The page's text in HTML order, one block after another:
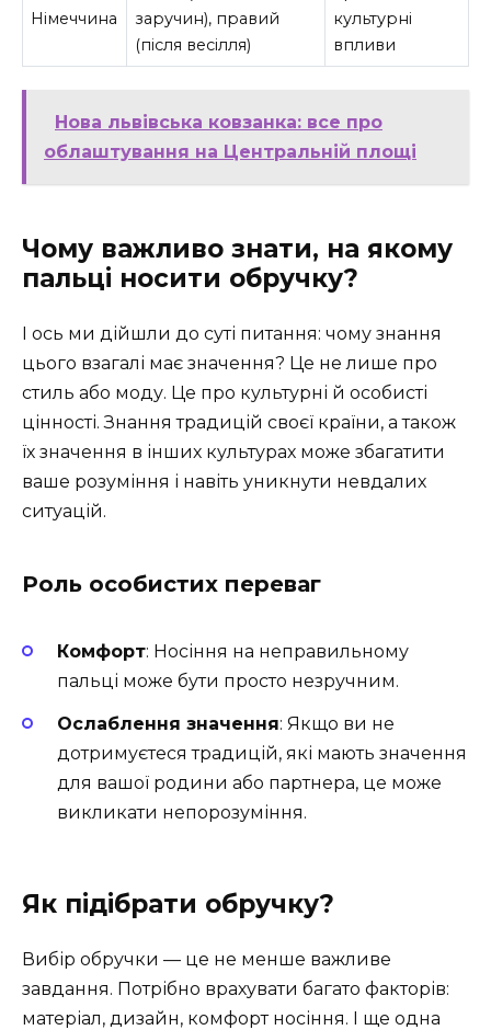
Німеччина
заручин), правий
(після весілля)
культурні
впливи
Нова львівська ковзанка: все про
облаштування на Центральній площі
Чому важливо знати, на якому
пальці носити обручку?
І ось ми дійшли до суті питання: чому знання
цього взагалі має значення? Це не лише про
стиль або моду. Це про культурні й особисті
цінності. Знання традицій своєї країни, а також
їх значення в інших культурах може збагатити
ваше розуміння і навіть уникнути невдалих
ситуацій.
Роль особистих переваг
Комфорт: Носіння на неправильному
пальці може бути просто незручним.
Ослаблення значення: Якщо ви не
дотримуєтеся традицій, які мають значення
для вашої родини або партнера, це може
викликати непорозуміння.
Як підібрати обручку?
Вибір обручки — це не менше важливе
завдання. Потрібно врахувати багато факторів:
матеріал, дизайн, комфорт носіння. І ще одна